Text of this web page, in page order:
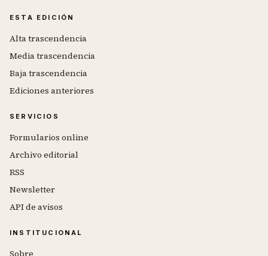
ESTA EDICIÓN
Alta trascendencia
Media trascendencia
Baja trascendencia
Ediciones anteriores
SERVICIOS
Formularios online
Archivo editorial
RSS
Newsletter
API de avisos
INSTITUCIONAL
Sobre